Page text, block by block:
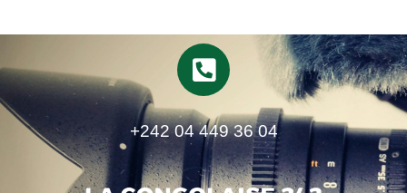
+242 04 449 36 04